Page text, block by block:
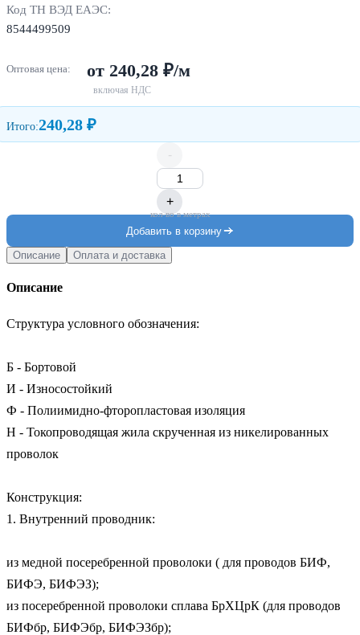
Код ТН ВЭД ЕАЭС:
8544499509
Оптовая цена: от 240,28 ₽/м
включая НДС
Итого:240,28 ₽
-
+
кол-во в метрах
Добавить в корзину
Описание Оплата и доставка
Описание
Структура условного обозначения:
Б - Бортовой
И - Износостойкий
Ф - Полиимидно-фторопластовая изоляция
Н - Токопроводящая жила скрученная из никелированных
проволок
Конструкция:
1. Внутренний проводник:
из медной посеребренной проволоки ( для проводов БИФ,
БИФЭ, БИФЭЗ);
из посеребренной проволоки сплава БрХЦрК (для проводов
БИФбр, БИФЭбр, БИФЭЗбр);